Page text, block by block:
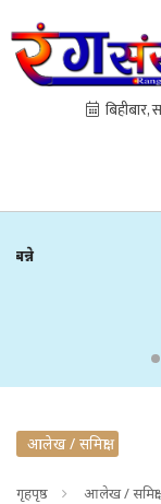
आलेख / समिक्षा
गृहपृष्ठ आलेख / समिक्षा